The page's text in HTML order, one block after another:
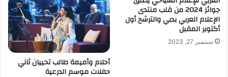
جوائز 2024 من قلب منتدى
الإعلام العربي بدبي والترشح أول
أكتوبر المقبل
سبتمبر 27, 2023
أحلام وأميمة طالب تحييان ثاني
حفلات موسم الدرعية